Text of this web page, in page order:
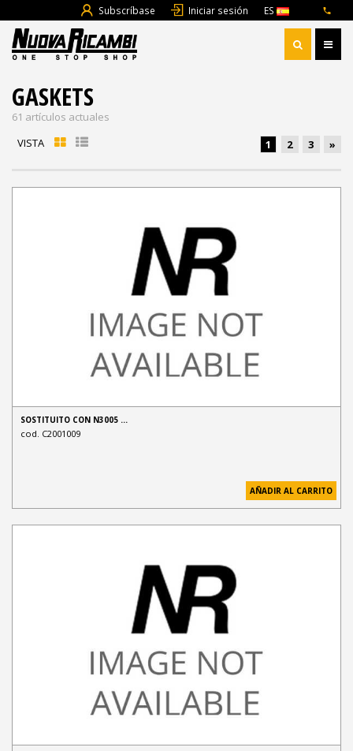
Subscríbase Iniciar sesión ES
GASKETS
61 artículos actuales
VISTA
1 2 3 »
SOSTITUITO CON N3005 …
cod. C2001009
AÑADIR AL CARRITO